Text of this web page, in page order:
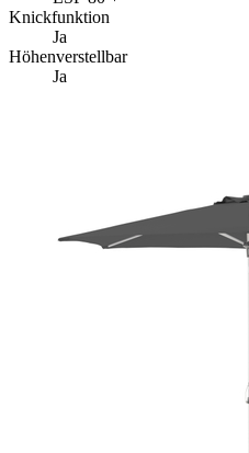
Knickfunktion
Ja
Höhenverstellbar
Ja